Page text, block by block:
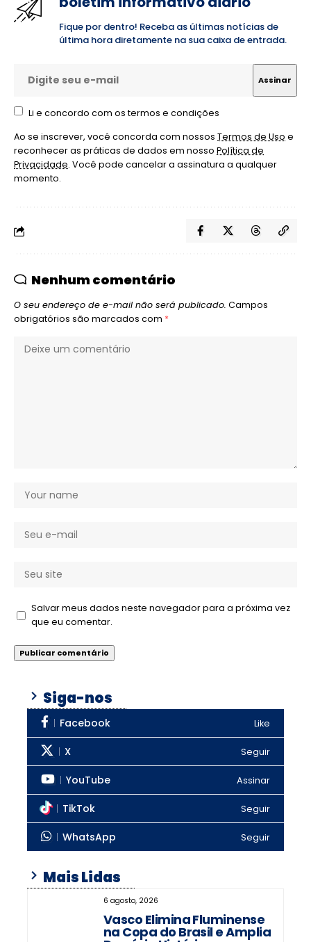
Fique por dentro! Receba as últimas notícias de
última hora diretamente na sua caixa de entrada.
Li e concordo com os termos e condições
Ao se inscrever, você concorda com nossos Termos de Uso e
reconhecer as práticas de dados em nosso Política de
Privacidade. Você pode cancelar a assinatura a qualquer
momento.
Nenhum comentário
O seu endereço de e-mail não será publicado. Campos
obrigatórios são marcados com *
Salvar meus dados neste navegador para a próxima vez
que eu comentar.
Siga-nos
Facebook Like
X Seguir
YouTube Assinar
TikTok Seguir
WhatsApp Seguir
Mais Lidas
6 agosto, 2026
Vasco Elimina Fluminense
na Copa do Brasil e Amplia